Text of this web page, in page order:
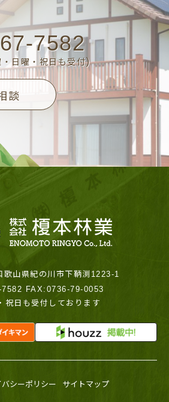
7582
日曜・祝日も受付)
談
山県紀の川市下鞆渕1223-1
FAX:0736-79-0053
祝日も受付しております
シーポリシー サイトマップ